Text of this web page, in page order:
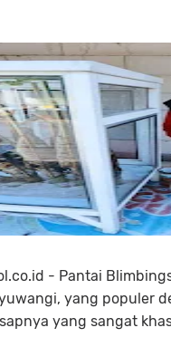
- Pantai
yang populer
yang sangat